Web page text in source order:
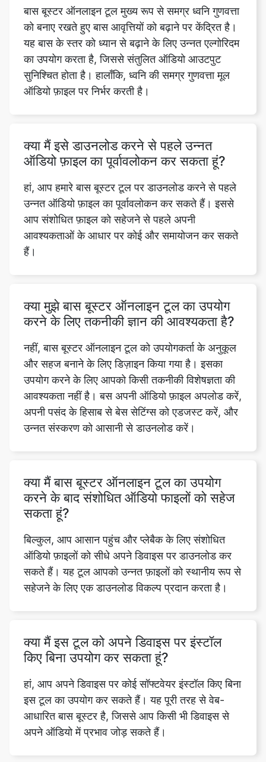
का उपयोग करता है, जिससे संतुलित ऑडियो आउटपुट
सुनिश्चित होता है। हालाँकि, ध्वनि की समग्र गुणवत्ता मूल
ऑडियो फ़ाइल पर निर्भर करती है।
क्या मैं इसे डाउनलोड करने से पहले उन्नत
हां, आप हमारे बास बूस्टर टूल पर डाउनलोड करने से पहले
उन्नत ऑडियो फ़ाइल का पूर्वावलोकन कर सकते हैं। इससे
आप संशोधित फ़ाइल को सहेजने से पहले अपनी
आवश्यकताओं के आधार पर कोई और समायोजन कर सकते
हैं।
क्या मुझे बास बूस्टर ऑनलाइन टूल का उपयोग
नहीं, बास बूस्टर ऑनलाइन टूल को उपयोगकर्ता के अनुकूल
और सहज बनाने के लिए डिज़ाइन किया गया है। इसका
उपयोग करने के लिए आपको किसी तकनीकी विशेषज्ञता की
आवश्यकता नहीं है। बस अपनी ऑडियो फ़ाइल अपलोड करें,
अपनी पसंद के हिसाब से बेस सेटिंग्स को एडजस्ट करें, और
उन्नत संस्करण को आसानी से डाउनलोड करें।
क्या मैं बास बूस्टर ऑनलाइन टूल का उपयोग
बिल्कुल, आप आसान पहुंच और प्लेबैक के लिए संशोधित
ऑडियो फ़ाइलों को सीधे अपने डिवाइस पर डाउनलोड कर
सकते हैं। यह टूल आपको उन्नत फ़ाइलों को स्थानीय रूप से
सहेजने के लिए एक डाउनलोड विकल्प प्रदान करता है।
क्या मैं इस टूल को अपने डिवाइस पर इंस्टॉल
हां, आप अपने डिवाइस पर कोई सॉफ्टवेयर इंस्टॉल किए बिना
इस टूल का उपयोग कर सकते हैं। यह पूरी तरह से वेब-
आधारित बास बूस्टर है, जिससे आप किसी भी डिवाइस से
अपने ऑडियो में प्रभाव जोड़ सकते हैं।
क्या मैं इस टूल को iOS या किसी अन्य प्लेटफॉर्म